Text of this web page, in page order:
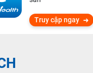
Truy cập ngay